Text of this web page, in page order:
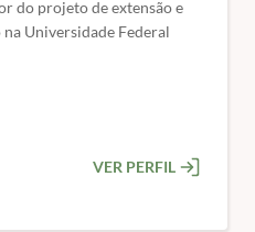
do projeto de extensão e
Universidade Federal
VER PERFIL